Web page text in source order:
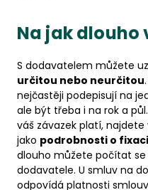
Na jak dlouho
S dodavatelem můžete
určitou nebo neurčitou
nejčastěji podepisují na
ale být třeba i na rok a
váš závazek platí,
jako podrobnosti o
dlouho můžete počítat
dodavatele. U smluv na
odpovídá platnosti